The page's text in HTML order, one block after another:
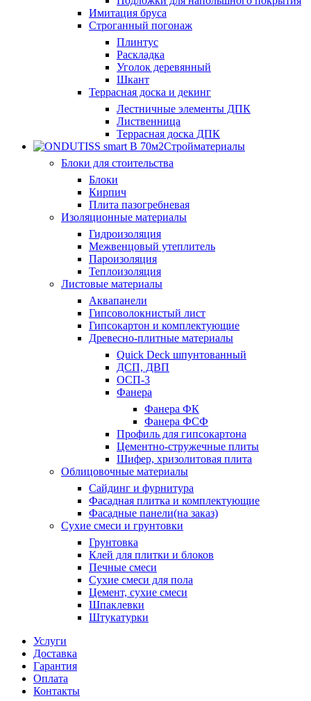
Имитация бруса
Строганный погонаж
Плинтус
Раскладка
Уголок деревянный
Шкант
Террасная доска и декинг
Лестничные элементы ДПК
Лиственница
Террасная доска ДПК
Стройматериалы
Блоки для стоительства
Блоки
Кирпич
Плита пазогребневая
Изоляционные материалы
Гидроизоляция
Межвенцовый утеплитель
Пароизоляция
Теплоизоляция
Листовые материалы
Аквапанели
Гипсоволокнистый лист
Гипсокартон и комплектующие
Древесно-плитные материалы
Quick Deck шпунтованный
ДСП, ДВП
ОСП-3
Фанера
Фанера ФК
Фанера ФСФ
Профиль для гипсокартона
Цементно-стружечные плиты
Шифер, хризолитовая плита
Облицовочные материалы
Сайдинг и фурнитура
Фасадная плитка и комплектующие
Фасадные панели(на заказ)
Сухие смеси и грунтовки
Грунтовка
Клей для плитки и блоков
Печные смеси
Сухие смеси для пола
Цемент, сухие смеси
Шпаклевки
Штукатурки
Услуги
Доставка
Гарантия
Оплата
Контакты